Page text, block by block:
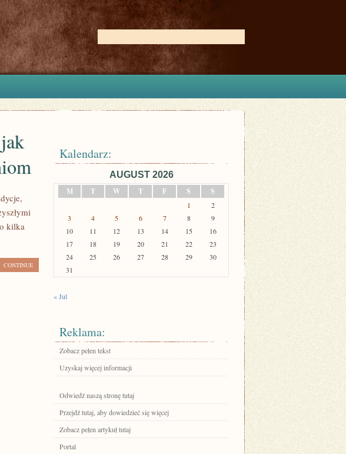
kilka
CONTINUE
Kalendarz:
AUGUST 2026
M
T W T F S S
1
2
3
4 5 6 7 8
9
10
11 12 13 14 15
16
17
18 19 20 21 22
23
24
25 26 27 28 29
30
31
« Jul
Reklama:
Zobacz pełen tekst
Uzyskaj więcej informacji
Odwiedź naszą stronę tutaj
Przejdź tutaj, aby dowiedzieć się więcej
Zobacz pełen artykuł tutaj
Portal